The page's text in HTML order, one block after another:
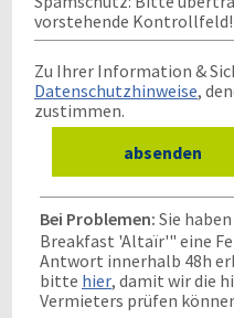
vorstehende Kontrollfeld!
Zu Ihrer Information &
Datenschutzhinweise,
zustimmen.
Bei Problemen: Sie
Breakfast 'Altaïr'" eine
Antwort innerhalb 48h
bitte hier, damit wir die
Vermieters prüfen